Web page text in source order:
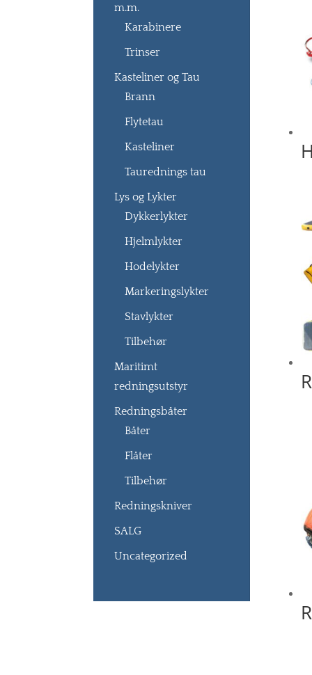
m.m.
Karabinere
Trinser
Kasteliner og Tau
Brann
Flytetau
Kasteliner
Taurednings tau
Lys og Lykter
Dykkerlykter
Hjelmlykter
Hodelykter
Markeringslykter
Stavlykter
Tilbehør
Maritimt
redningsutstyr
Redningsbåter
Båter
Flåter
Tilbehør
Redningskniver
SALG
Uncategorized